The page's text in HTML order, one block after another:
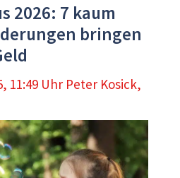
2026: 7 kaum
bringen
11:49 Uhr Peter Kosick,